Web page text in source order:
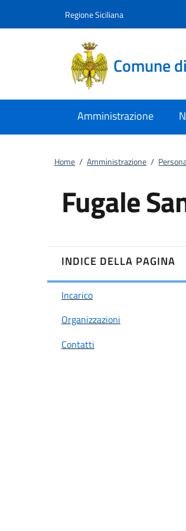
Regione Siciliana
Comune
Amministrazione
Home / Amministrazione /
Fugale
INDICE DELLA PAGINA
Incarico
Organizzazioni
Contatti